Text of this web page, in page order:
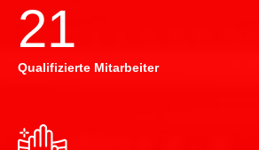
22
Qualifizierte Mitarbeiter